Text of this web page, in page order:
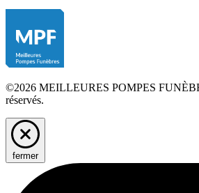
©2026 MEILLEURES POMPES
réservés.
fermer